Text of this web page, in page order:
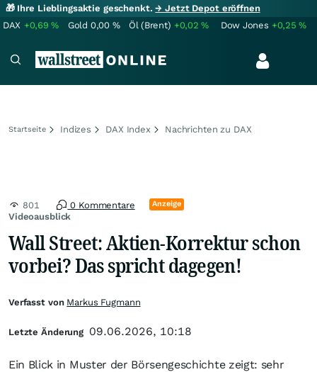
🎁 Ihre Lieblingsaktie geschenkt.→ Jetzt Depot eröffnen
DAX +0,69% Gold 0,00 % Öl (Brent) +0,02% Dow Jones +0,25%
Startseite Indizes DAX Index Nachrichten zu DAX
Videoausblick
801 0 Kommentare Anzeige
Wall Street: Aktien-Korrektur schon
vorbei? Das spricht dagegen!
Ein Blick in Muster der Börsengeschichte zeigt: sehr
Verfasst von Markus Fugmann
Letzte Änderung 09.06.2026, 10:18